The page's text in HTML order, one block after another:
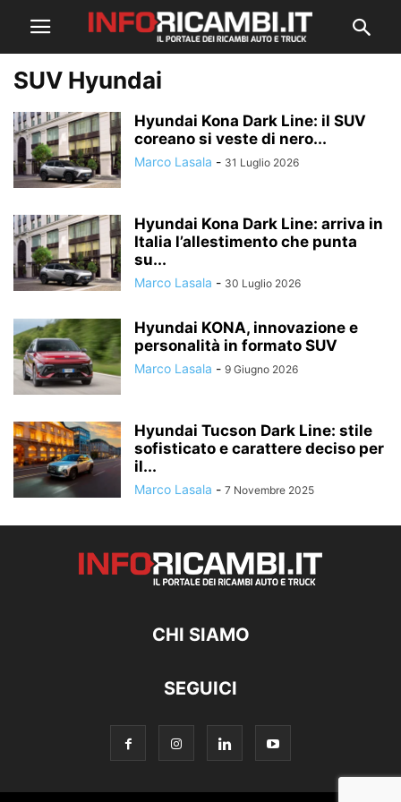
SUV Hyundai
Hyundai Kona Dark Line: il SUV
coreano si veste di nero...
Marco Lasala - 31 Luglio 2026
Hyundai Kona Dark Line: arriva in
Italia l’allestimento che punta
su...
Marco Lasala - 30 Luglio 2026
Hyundai KONA, innovazione e
personalità in formato SUV
Marco Lasala - 9 Giugno 2026
Hyundai Tucson Dark Line: stile
sofisticato e carattere deciso per
il...
Marco Lasala - 7 Novembre 2025
CHI SIAMO
SEGUICI